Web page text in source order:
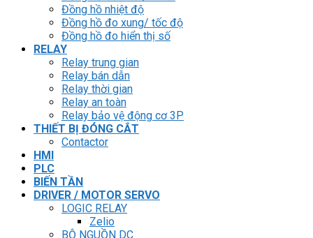
Đồng hồ nhiệt độ
Đồng hồ đo xung/ tốc độ
Đồng hồ đo hiển thị số
RELAY
Relay trung gian
Relay bán dẫn
Relay thời gian
Relay an toàn
Relay bảo vệ động cơ 3P
THIẾT BỊ ĐÓNG CẮT
Contactor
HMI
PLC
BIẾN TẦN
DRIVER / MOTOR SERVO
LOGIC RELAY
Zelio
BỘ NGUỒN DC